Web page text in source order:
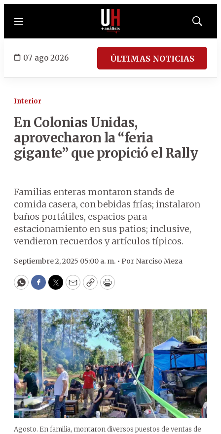
Menú
Mostrar
07 ago 2026 ÚLTIMAS NOTICIAS
Interior
En Colonias Unidas,
aprovecharon la “feria
gigante” que propició el Rally
Familias enteras montaron stands de
comida casera, con bebidas frías; instalaron
baños portátiles, espacios para
estacionamiento en sus patios; inclusive,
vendieron recuerdos y artículos típicos.
Septiembre 2, 2025 05:00 a. m. • Por Narciso Meza
WhatsApp
Facebook
Twitter
EmailCopyPrint
Agosto. En familia, montaron diversos puestos de ventas de